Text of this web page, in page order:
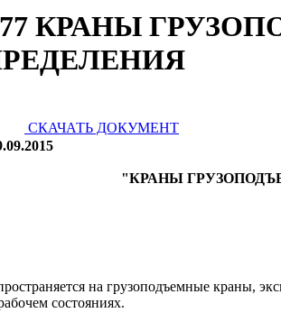
77 КРАНЫ
СКАЧАТЬ ДОКУМЕНТ
"КРАНЫ
на грузоподъемные краны,
состояниях.